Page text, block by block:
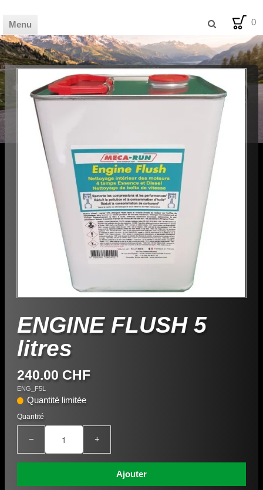
0
Menu
🏦 HOME
🛒 SHOP
ENGINE FLUSH 5
litres
240.00 CHF
ENG_F5L
Quantité limitée
Quantité
− +
Ajouter